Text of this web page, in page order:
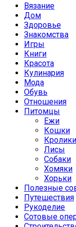
Вязание
Дом
Здоровье
Знакомства
Игры
Книги
Красота
Кулинария
Мода
Обувь
Отношения
Питомцы
Ежи
Кошки
Кролики
Лисы
Собаки
Хомяки
Хорьки
Полезные
Путешествия
Рукоделие
Сотовые